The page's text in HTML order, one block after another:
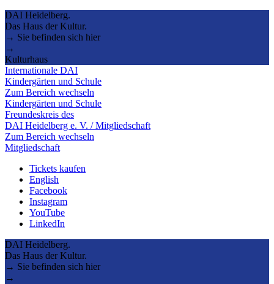
DAI Heidelberg.
Das Haus der Kultur.
→ Sie befinden sich hier
→
Kulturhaus
Internationale DAI
Kindergärten und Schule
Zum Bereich wechseln
Kindergärten und Schule
Freundeskreis des
DAI Heidelberg e. V. / Mitgliedschaft
Zum Bereich wechseln
Mitgliedschaft
Tickets kaufen
English
Facebook
Instagram
YouTube
LinkedIn
DAI Heidelberg.
Das Haus der Kultur.
→ Sie befinden sich hier
→